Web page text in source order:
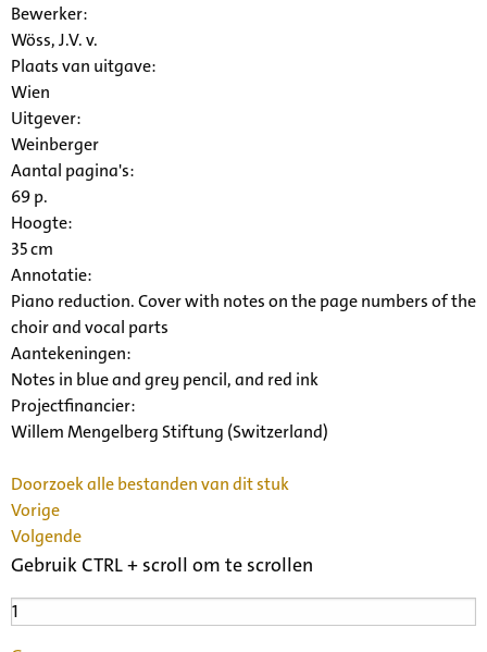
Bewerker:
Wöss, J.V. v.
Plaats van uitgave:
Wien
Uitgever:
Weinberger
Aantal pagina's:
69 p.
Hoogte:
35 cm
Annotatie:
Piano reduction. Cover with notes on the page numbers of the
choir and vocal parts
Aantekeningen:
Notes in blue and grey pencil, and red ink
Projectfinancier:
Willem Mengelberg Stiftung (Switzerland)
Doorzoek alle bestanden van dit stuk
Vorige
Volgende
Gebruik CTRL + scroll om te scrollen